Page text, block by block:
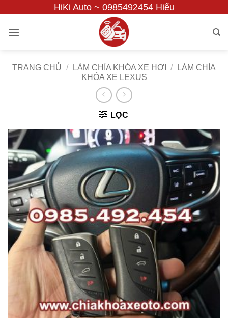
nội
HiKi Auto ~ 0985492454 Hiếu
TRANG CHỦ / LÀM CHÌA KHÓA XE HƠI /
LÀM CHÌA
KHÓA XE LEXUS
LỌC